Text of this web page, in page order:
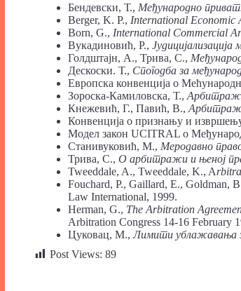
Бендевски, Т., Међународно
Berger, K. P., International Economic
Born, G., International Commercial
Вукадиновић, Р.,
Голдштајн, А., Трива, С.,
Дескоски. Т., Спогодба за
Европска конвенција о
Зороска-Камиловска, Т.,
Кнежевић, Г., Павић, В.,
Конвенција о признању и
Модел закон UCITRAL о
Станивуковић, М., Меродавно
Трива, С., О арбитражи и њеној
Tweeddale, A., Tweeddale, K., A
Fouchard, P., Gaillard, E., Goldman,
Law International, 1999.
Herman, G., The Arbitration
Arbitration Congress 14-16 February
Цуковац, М.,Лимити ублажавања
Post Views: 89